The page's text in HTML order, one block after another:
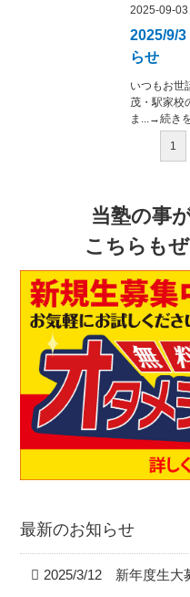
2025-09-03
2025/9/
らせ
いつもお世
茂・駅家校
ま...→続き
1
当塾の事
こちらも
最新のお知らせ
2025/3/12 新年度生大